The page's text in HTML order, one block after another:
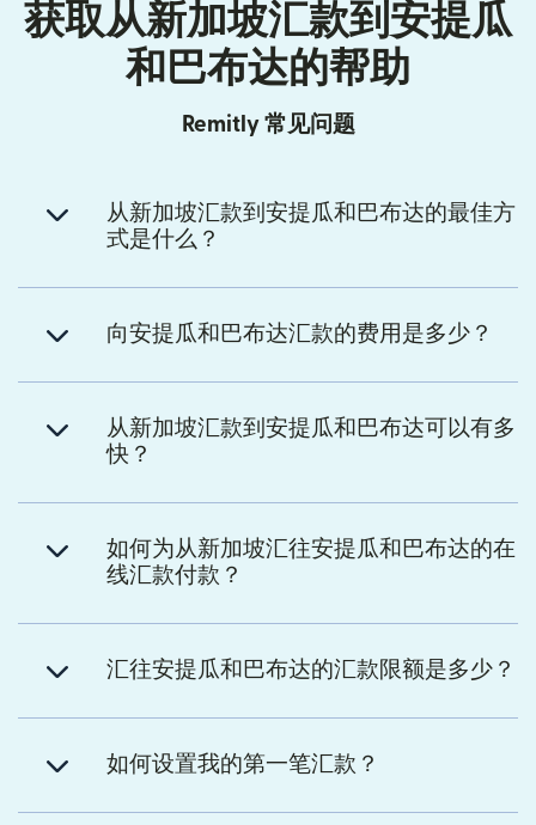
获取从新加坡汇款到安提瓜
和巴布达的帮助
Remitly 常见问题
从新加坡汇款到安提瓜和巴布达的最佳方
式是什么？
向安提瓜和巴布达汇款的费用是多少？
从新加坡汇款到安提瓜和巴布达可以有多
快？
如何为从新加坡汇往安提瓜和巴布达的在
线汇款付款？
汇往安提瓜和巴布达的汇款限额是多少？
如何设置我的第一笔汇款？